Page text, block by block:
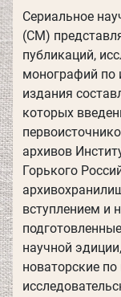
Cериальное
(CM)
публикаций,
монографий по
издания
которых
архивов
Горького
вступлением и
научной
новаторские